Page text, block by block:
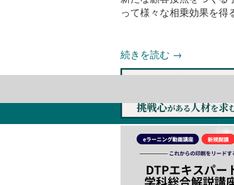
って様々な相乗効果を得
続きを読む →